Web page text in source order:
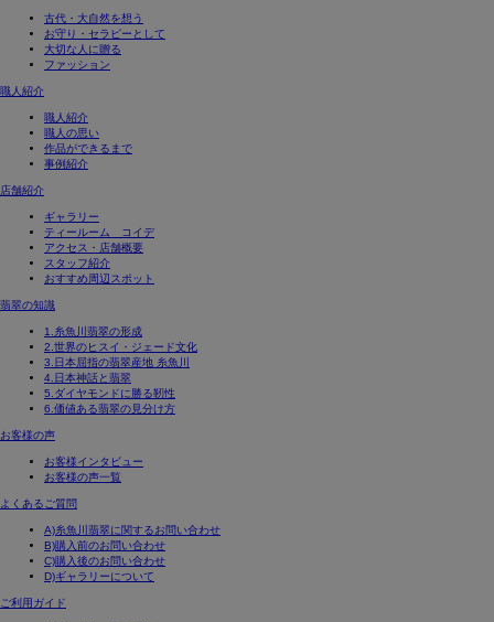
古代・大自然を想う
お守り・セラピーとして
大切な人に贈る
ファッション
職人紹介
職人紹介
職人の思い
作品ができるまで
事例紹介
店舗紹介
ギャラリー
ティールーム コイデ
アクセス・店舗概要
スタッフ紹介
おすすめ周辺スポット
翡翠の知識
1.糸魚川翡翠の形成
2.世界のヒスイ・ジェード文化
3.日本屈指の翡翠産地 糸魚川
4.日本神話と翡翠
5.ダイヤモンドに勝る靭性
6.価値ある翡翠の見分け方
お客様の声
お客様インタビュー
お客様の声一覧
よくあるご質問
A)糸魚川翡翠に関するお問い合わせ
B)購入前のお問い合わせ
C)購入後のお問い合わせ
D)ギャラリーについて
ご利用ガイド